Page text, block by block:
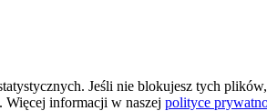
Jeśli nie blokujesz tych
Więcej informacji w naszej polityce